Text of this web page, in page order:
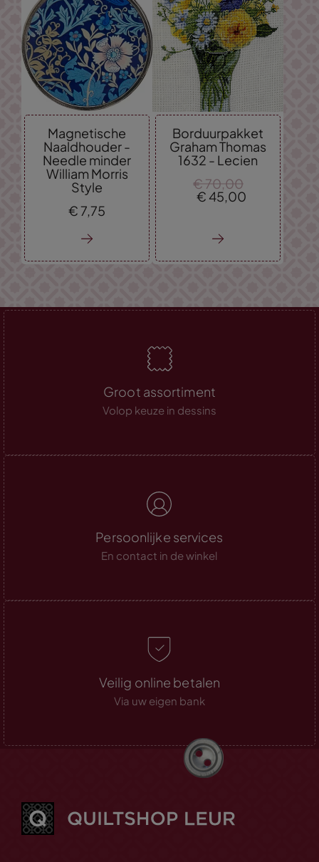
Magnetische
Naaldhouder -
Needle minder
William Morris
Style
€ 7, 75
Borduurpakket
Graham Thomas
1632 - Lecien
€ 70, 00
€ 45, 00
Groot assortiment
Volop keuze in dessins
Persoonlijke services
En contact in de winkel
Veilig online betalen
Via uw eigen bank